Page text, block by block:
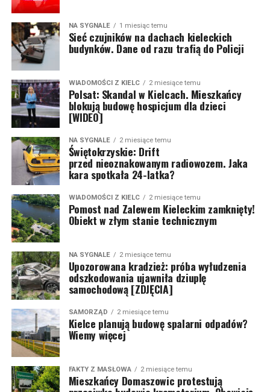
NA SYGNALE 1 miesiąc temu
Sieć czujników na dachach kieleckich
budynków. Dane od razu trafią do Policji
WIADOMOŚCI Z KIELC 2 miesiące temu
Polsat: Skandal w Kielcach. Mieszkańcy
blokują budowę hospicjum dla dzieci
[WIDEO]
NA SYGNALE 2 miesiące temu
Świętokrzyskie: Drift
przed nieoznakowanym radiowozem. Jaka
kara spotkała 24-latka?
WIADOMOŚCI Z KIELC 2 miesiące temu
Pomost nad Zalewem Kieleckim zamknięty!
Obiekt w złym stanie technicznym
NA SYGNALE 2 miesiące temu
Upozorowana kradzież: próba wyłudzenia
odszkodowania ujawniła dziuplę
samochodową [ZDJĘCIA]
SAMORZĄD 2 miesiące temu
Kielce planują budowę spalarni odpadów?
Wiemy więcej
FAKTY Z MASŁOWA 2 miesiące temu
Mieszkańcy Domaszowic protestują